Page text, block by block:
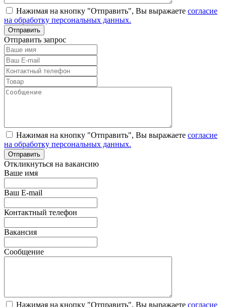
Нажимая на кнопку "Отправить", Вы выражаете согласие
на обработку персональных данных.
Отправить запрос
Нажимая на кнопку "Отправить", Вы выражаете согласие
на обработку персональных данных.
Откликнуться на вакансию
Ваше имя
Ваш E-mail
Контактный телефон
Вакансия
Сообщение
Нажимая на кнопку "Отправить", Вы выражаете согласие